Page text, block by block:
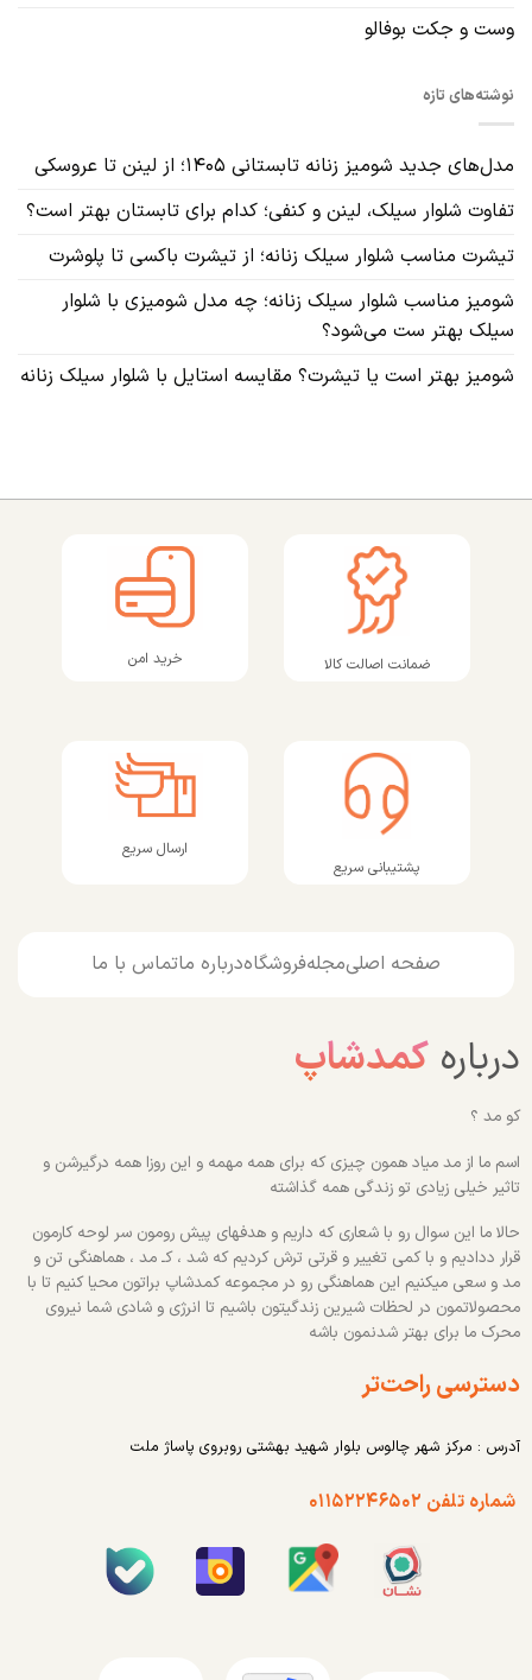
وست و جکت بوفالو
نوشته‌های تازه
مدل‌های جدید شومیز زنانه تابستانی ۱۴۰۵؛ از لینن تا عروسکی
تفاوت شلوار سیلک، لینن و کنفی؛ کدام برای تابستان بهتر است؟
تیشرت مناسب شلوار سیلک زنانه؛ از تیشرت باکسی تا پلوشرت
شومیز مناسب شلوار سیلک زنانه؛ چه مدل شومیزی با شلوار
سیلک بهتر ست می‌شود؟
شومیز بهتر است یا تیشرت؟ مقایسه استایل با شلوار سیلک زنانه
ضمانت اصالت کالا خرید امن
پشتیبانی سریع
ارسال سریع
صفحه اصلیمجلهفروشگاهدرباره ماتماس با ما
درباره کمدشاپ
کو مد ؟
اسم ما از مد میاد همون چیزی که برای همه مهمه و این روزا همه درگیرشن و
تاثیر خیلی زیادی تو زندگی همه گذاشته
حالا ما این سوال رو با شعاری که داریم و هدفهای پیش رومون سر لوحه کارمون
قرار ددادیم و با کمی تغییر و قرتی ترش کردیم که شد ، کـ مد ، هماهنگی تن و
مد و سعی میکنیم این هماهنگی رو در مجموعه کمدشاپ براتون محیا کنیم تا با
محصولاتمون در لحظات شیرین زندگیتون باشیم تا انرژی و شادی شما نیروی
محرک ما برای بهتر شدنمون باشه
دسترسی راحت‌تر
آدرس : مرکز شهر چالوس بلوار شهید بهشتی روبروی پاساژ ملت
شماره تلفن ۰۱۱۵۲۲۴۶۵۰۲